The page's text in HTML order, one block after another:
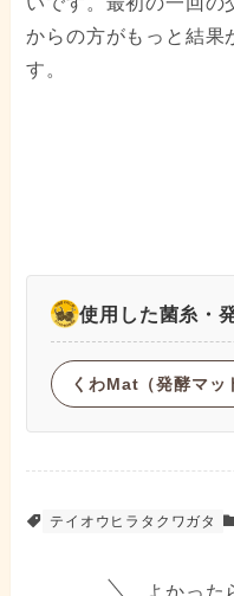
からの方がもっと結果
す。
使用した菌糸・
くわMat（発酵マッ
テイオウヒラタクワガタ
よかった